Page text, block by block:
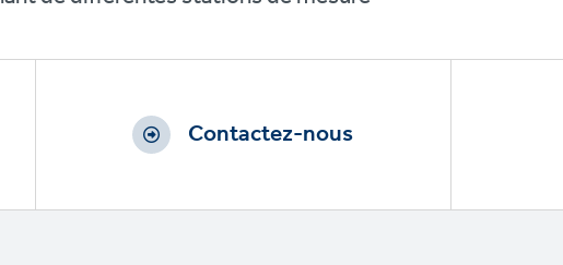
Contactez-nous